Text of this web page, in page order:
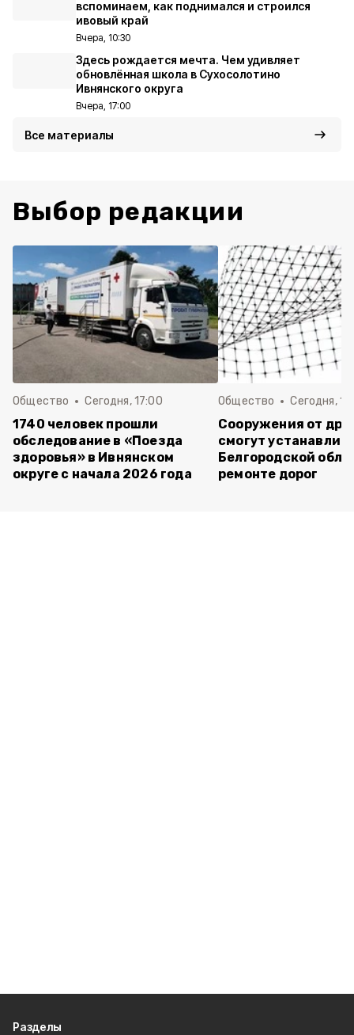
вспоминаем, как поднимался и строился
ивовый край
Вчера, 10:30
Здесь рождается мечта. Чем удивляет
обновлённая школа в Сухосолотино
Ивнянского округа
Вчера, 17:00
Все материалы
Выбор редакции
Общество Сегодня, 17:00
1740 человек прошли
обследование в «Поезда
здоровья» в Ивнянском
округе с начала 2026 года
Общество Сегодня,
Сооружения от
смогут
Белгородской
ремонте дорог
Разделы